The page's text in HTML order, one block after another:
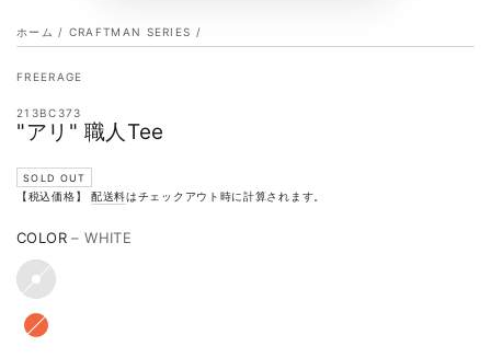
ホーム / CRAFTMAN SERIES /
FREERAGE
213BC373
"アリ" 職人Tee
SOLD OUT
【税込価格】 配送料はチェックアウト時に計算されます。
COLOR– WHITE